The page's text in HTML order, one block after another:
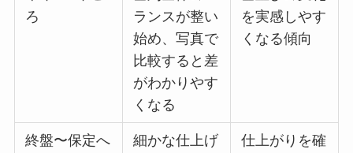
ろ
ランスが整い
始め、写真で
比較すると差
がわかりやす
くなる
を実感しやす
くなる傾向
終盤〜保定へ
細かな仕上げ
仕上がりを確